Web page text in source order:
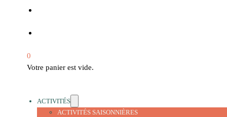
0
Votre panier est vide.
ACTIVITÉS
ACTIVITÉS SAISONNIÈRES